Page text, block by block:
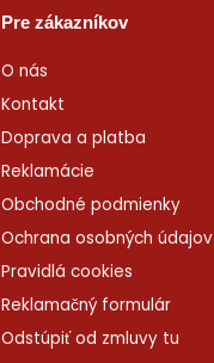
Pre zákazníkov
O nás
Kontakt
Doprava a platba
Reklamácie
Obchodné podmienky
Ochrana osobných údajov
Pravidlá cookies
Reklamačný formulár
Odstúpiť od zmluvy tu